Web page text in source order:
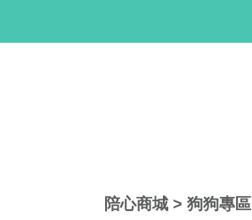
陪心商城 > 狗狗專區